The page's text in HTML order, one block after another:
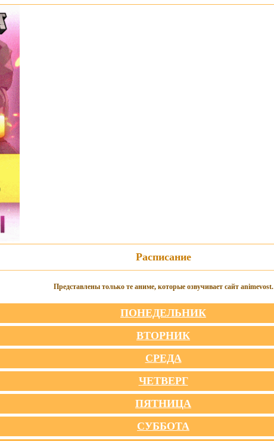
Расписание
Представлены только те аниме, которые озвучивает сайт animevost.
ПОНЕДЕЛЬНИК
ВТОРНИК
СРЕДА
ЧЕТВЕРГ
ПЯТНИЦА
СУББОТА